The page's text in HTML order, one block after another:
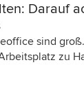
Darauf
sind
zu